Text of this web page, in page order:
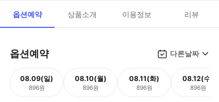
옵션예약 상품소개 이용정보 리뷰
옵션예약 다른날짜
08.09(일)
896원
08.10(월)
896원
08.11(화)
896원
08.12(수)
896원